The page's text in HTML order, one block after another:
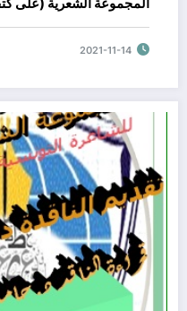
الديك-تقديم الناقدة
الأستاذ رائد مهدي والناقد
يوسف والناقدة
الكبير للحضور
2021-11-14